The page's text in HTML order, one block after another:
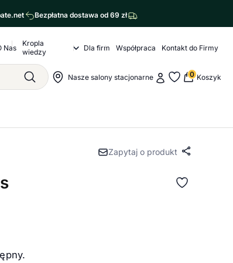
Bezpłatna dostawa od 69 zł
o nas
Nas
Kropla
wiedzy
Kropla wiedzy Submenu
Dla firm Współpraca Kontakt do Firmy
SzukajNawigacja sklepu
Nasze salony stacjonarneMoje konto
Moje ulubione
0 Koszyk
Zapytaj o produkt